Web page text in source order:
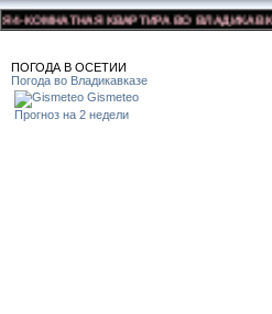
КВАРТИРА ВО
ПОГОДА В ОСЕТИИ
Погода во Владикавказе
Gismeteo
Прогноз на 2 недели